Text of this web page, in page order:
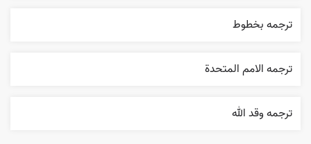
ترجمه بخطوط
ترجمه الامم المتحدة
ترجمه وقد الله